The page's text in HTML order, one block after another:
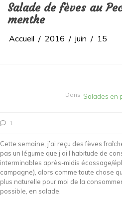
Salade de fèves au
menthe
Accueil 2016 juin 15
Dans Salades en
1
Cette semaine, j’ai reçu des fèves
pas un légume que j’ai l’habitude de
interminables après-midis écossage/
campagne), alors comme toute chose
plus naturelle pour moi de la
possible, en salade.